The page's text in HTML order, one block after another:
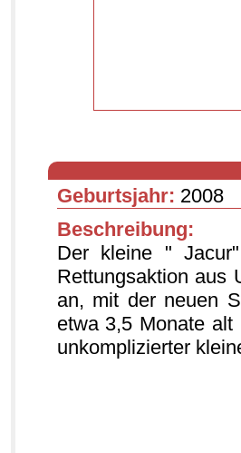
Geburtsjahr: 2008
Beschreibung:
Der kleine "
Rettungsaktion aus
an, mit der neuen
etwa 3,5 Monate
unkomplizierter